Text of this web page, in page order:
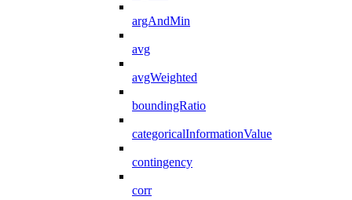
argAndMin
avg
avgWeighted
boundingRatio
categoricalInformationValue
contingency
corr